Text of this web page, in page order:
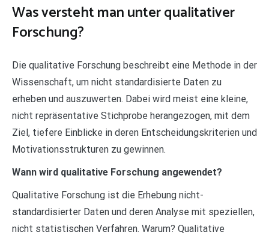
Was versteht man unter qualitativer
Forschung?
Die qualitative Forschung beschreibt eine Methode in der
Wissenschaft, um nicht standardisierte Daten zu
erheben und auszuwerten. Dabei wird meist eine kleine,
nicht repräsentative Stichprobe herangezogen, mit dem
Ziel, tiefere Einblicke in deren Entscheidungskriterien und
Motivationsstrukturen zu gewinnen.
Wann wird qualitative Forschung angewendet?
Qualitative Forschung ist die Erhebung nicht-
standardisierter Daten und deren Analyse mit speziellen,
nicht statistischen Verfahren. Warum? Qualitative